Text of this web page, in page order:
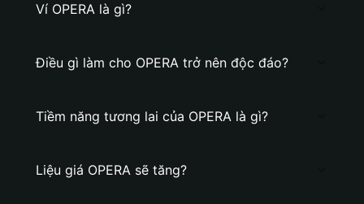
Ví OPERA là gì?
Điều gì làm cho OPERA trở nên độc đáo?
Tiềm năng tương lai của OPERA là gì?
Liệu giá OPERA sẽ tăng?